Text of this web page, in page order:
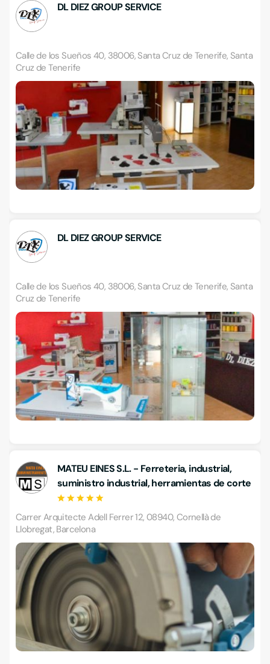
DL DIEZ GROUP SERVICE
Calle de los Sueños 40, 38006, Santa Cruz de Tenerife, Santa
Cruz de Tenerife
DL DIEZ GROUP SERVICE
Calle de los Sueños 40, 38006, Santa Cruz de Tenerife, Santa
Cruz de Tenerife
MATEU EINES S.L. - Ferreteria, industrial,
suministro industrial, herramientas de corte
Carrer Arquitecte Adell Ferrer 12, 08940, Cornellà de
Llobregat, Barcelona